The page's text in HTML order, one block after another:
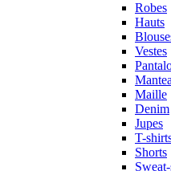
Robes
Hauts
Vestes
Maille
Denim
Jupes
T-
Shorts